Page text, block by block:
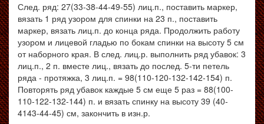
След. ряд: 27(33-38-44-49-55) лиц.п., поставить маркер,
вязать 1 ряд узором для спинки на 23 п., поставить
маркер, вязать лиц.п. до конца ряда. Продолжить работу
узором и лицевой гладью по бокам спинки на высоту 5 см
от наборного края. В след. лиц.р. выполнить ряд убавок: 3
лиц.п., 2 п. вместе лиц., вязать до послед. 5-ти петель
ряда - протяжка, 3 лиц.п. = 98(110-120-132-142-154) п.
Повторять ряд убавок каждые 5 см еще 5 раз = 88(100-
110-122-132-144) п. и вязать спинку на высоту 39 (40-
4143-44-45) см, закончить в изн.р.